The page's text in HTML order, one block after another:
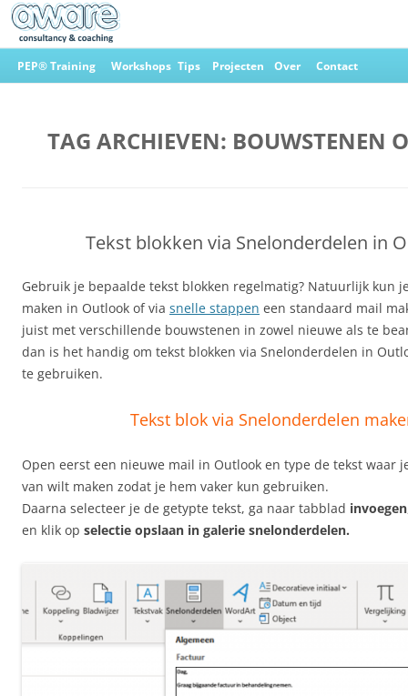
Ga
naar
PEP® Training Workshops Tips Projecten Over Contact
TAG ARCHIEVEN: BOUWSTENEN
Tekst blokken via Snelonderdelen in
Gebruik je bepaalde tekst blokken regelmatig? Natuurlijk kun
maken in Outlook of via snelle stappen een standaard mail
juist met verschillende bouwstenen in zowel nieuwe als te
dan is het handig om tekst blokken via Snelonderdelen in
te gebruiken.
Tekst blok via Snelonderdelen
Open eerst een nieuwe mail in Outlook en type de tekst waar
van wilt maken zodat je hem vaker kun gebruiken.
Daarna selecteer je de getypte tekst, ga naar tabblad invoegen
en klik op selectie opslaan in galerie snelonderdelen.